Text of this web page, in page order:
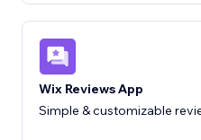
Wix Reviews App